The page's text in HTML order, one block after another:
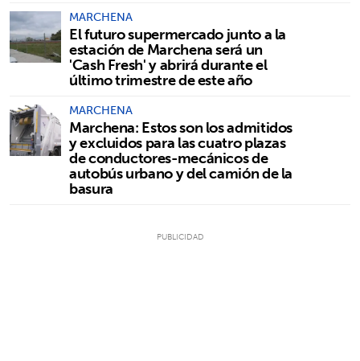
MARCHENA
El futuro supermercado junto a la
estación de Marchena será un
'Cash Fresh' y abrirá durante el
último trimestre de este año
MARCHENA
Marchena: Estos son los admitidos
y excluidos para las cuatro plazas
de conductores-mecánicos de
autobús urbano y del camión de la
basura